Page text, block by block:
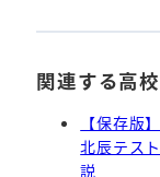
関連する高
【保存版
北辰テス
説